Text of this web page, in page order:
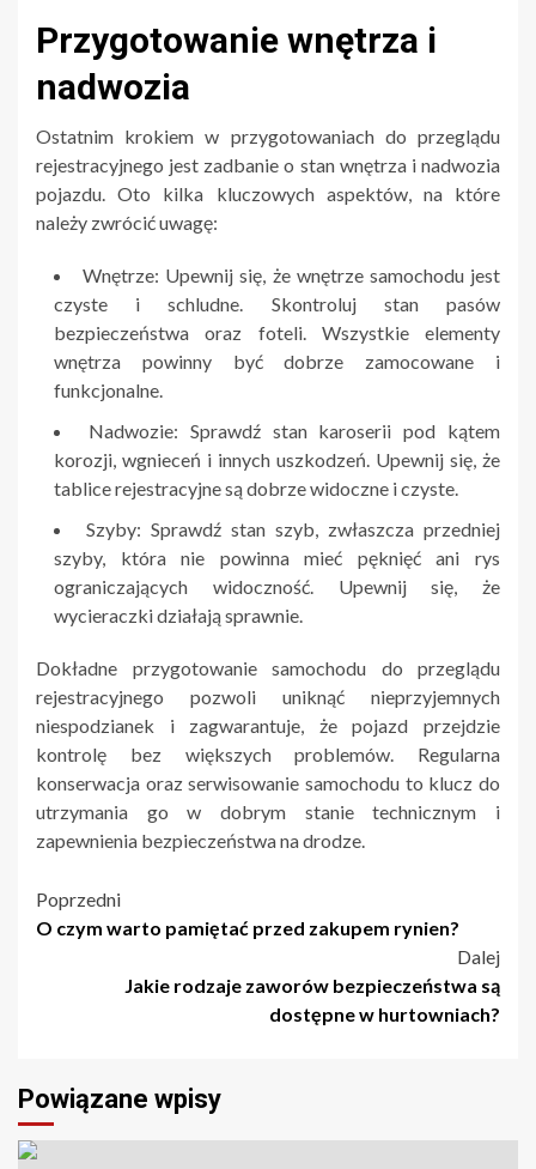
Przygotowanie wnętrza i
nadwozia
Ostatnim krokiem w przygotowaniach do przeglądu
rejestracyjnego jest zadbanie o stan wnętrza i nadwozia
pojazdu. Oto kilka kluczowych aspektów, na które
należy zwrócić uwagę:
Wnętrze: Upewnij się, że wnętrze samochodu jest
czyste i schludne. Skontroluj stan pasów
bezpieczeństwa oraz foteli. Wszystkie elementy
wnętrza powinny być dobrze zamocowane i
funkcjonalne.
Nadwozie: Sprawdź stan karoserii pod kątem
korozji, wgnieceń i innych uszkodzeń. Upewnij się, że
tablice rejestracyjne są dobrze widoczne i czyste.
Szyby: Sprawdź stan szyb, zwłaszcza przedniej
szyby, która nie powinna mieć pęknięć ani rys
ograniczających widoczność. Upewnij się, że
wycieraczki działają sprawnie.
Dokładne przygotowanie samochodu do przeglądu
rejestracyjnego pozwoli uniknąć nieprzyjemnych
niespodzianek i zagwarantuje, że pojazd przejdzie
kontrolę bez większych problemów. Regularna
konserwacja oraz serwisowanie samochodu to klucz do
utrzymania go w dobrym stanie technicznym i
zapewnienia bezpieczeństwa na drodze.
Nawigacja
Poprzedni
O czym warto pamiętać przed zakupem rynien?
Dalej
Jakie rodzaje zaworów bezpieczeństwa są
dostępne w hurtowniach?
Powiązane wpisy